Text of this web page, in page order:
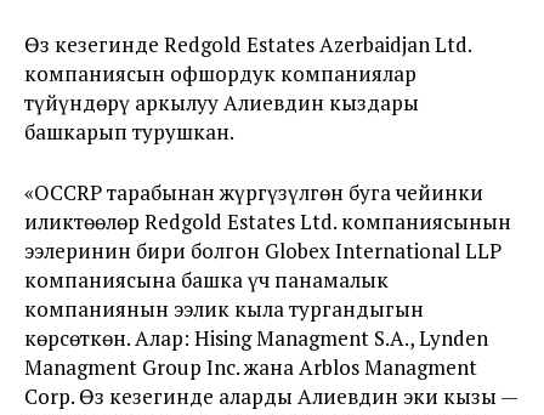
Өз кезегинде Redgold Estates Azerbaidjan Ltd.
компаниясын офшордук компаниялар
түйүндөрү аркылуу Алиевдин кыздары
башкарып турушкан.
«OCCRP тарабынан жүргүзүлгөн буга чейинки
иликтөөлөр Redgold Estates Ltd. компаниясынын
ээлеринин бири болгон Globex International LLP
компаниясына башка үч панамалык
компаниянын ээлик кыла тургандыгын
көрсөткөн. Алар: Hising Managment S.A., Lynden
Managment Group Inc. жана Arblos Managment
Corp. Өз кезегинде аларды Алиевдин эки кызы —